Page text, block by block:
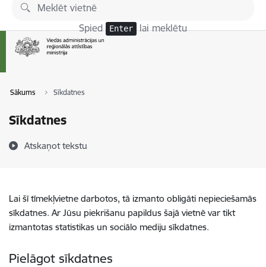
Pāriet uz lapas saturu
Spied Enter lai meklētu
Sākums Sīkdatnes
Sīkdatnes
Atskaņot tekstu
Lai šī tīmekļvietne darbotos, tā izmanto obligāti nepieciešamās
sīkdatnes. Ar Jūsu piekrišanu papildus šajā vietnē var tikt
izmantotas statistikas un sociālo mediju sīkdatnes.
Pielāgot sīkdatnes